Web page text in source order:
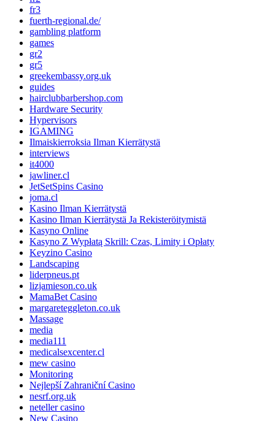
fr3
fuerth-regional.de/
gambling platform
games
gr2
gr5
greekembassy.org.uk
guides
hairclubbarbershop.com
Hardware Security
Hypervisors
IGAMING
Ilmaiskierroksia Ilman Kierrätystä
interviews
it4000
jawliner.cl
JetSetSpins Casino
joma.cl
Kasino Ilman Kierrätystä
Kasino Ilman Kierrätystä Ja Rekisteröitymistä
Kasyno Online
Kasyno Z Wypłatą Skrill: Czas, Limity i Opłaty
Keyzino Casino
Landscaping
liderpneus.pt
lizjamieson.co.uk
MamaBet Casino
margareteggleton.co.uk
Massage
media
media111
medicalsexcenter.cl
mew casino
Monitoring
Nejlepší Zahraniční Casino
nesrf.org.uk
neteller casino
New Casino